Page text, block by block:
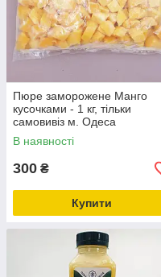
Пюре заморожене Манго
кусочками - 1 кг, тільки
самовивіз м. Одеса
В наявності
300 ₴
Купити